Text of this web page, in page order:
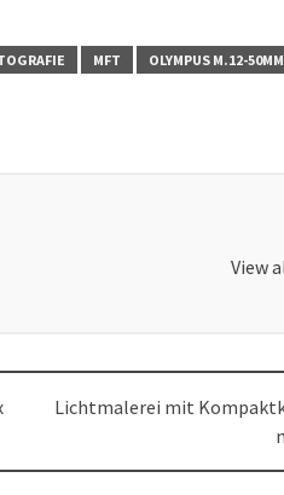
SmartphoneMFT
OLYMPUS M.12-
View
Lichtmalerei mit